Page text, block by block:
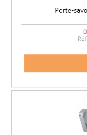
Porte-